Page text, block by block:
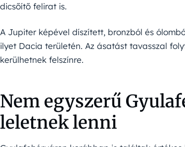
dicsőítő felirat is.
A Jupiter képével díszített, bronzból és
ilyet Dacia területén. Az ásatást tavasszal
kerülhetnek felszínre.
Nem egyszerű
leletnek lenni